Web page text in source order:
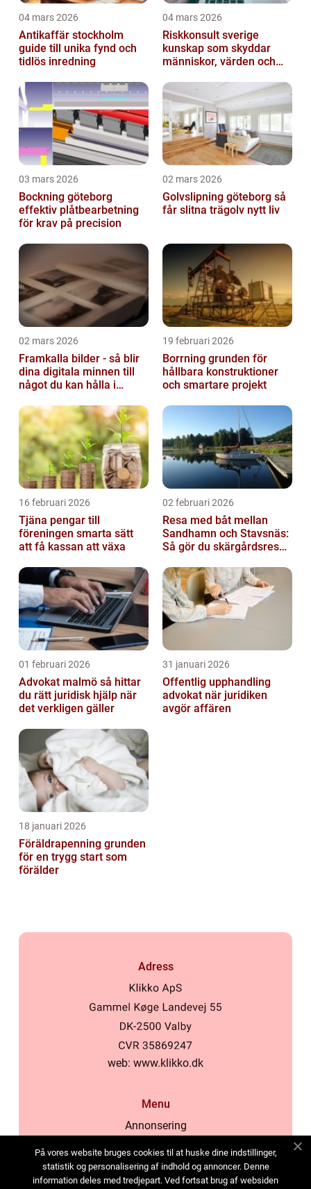
04 mars 2026
Antikaffär stockholm
guide till unika fynd och
tidlös inredning
04 mars 2026
Riskkonsult sverige
kunskap som skyddar
människor, värden och
03 mars 2026
Bockning göteborg
effektiv plåtbearbetning
för krav på precision
02 mars 2026
Golvslipning göteborg så
får slitna trägolv nytt liv
02 mars 2026
Framkalla bilder - så blir
dina digitala minnen till
något du kan hålla i
19 februari 2026
Borrning grunden för
hållbara konstruktioner
och smartare projekt
16 februari 2026
Tjäna pengar till
föreningen smarta sätt
att få kassan att växa
02 februari 2026
Resa med båt mellan
Sandhamn och Stavsnäs:
Så gör du skärgårdsresan
01 februari 2026
Advokat malmö så hittar
du rätt juridisk hjälp när
det verkligen gäller
31 januari 2026
Offentlig upphandling
advokat när juridiken
avgör affären
18 januari 2026
Föräldrapenning grunden
för en trygg start som
förälder
Adress
web: www.klikko.dk
Menu
Annonsering
Cookies
Kontakta oss
På vores website bruges cookies til at huske dine indstillinger,
statistik og personalisering af indhold og annoncer. Denne
information deles med tredjepart. Ved fortsat brug af websiden